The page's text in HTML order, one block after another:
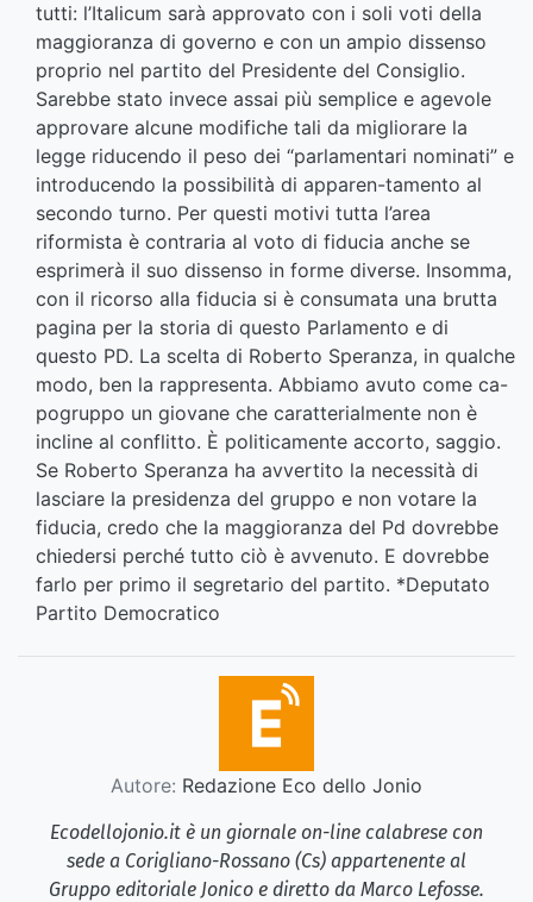
tutti: l’Italicum sarà approvato con i soli voti della
maggioranza di governo e con un ampio dissenso
proprio nel partito del Presidente del Consiglio.
Sarebbe stato invece assai più semplice e agevole
approvare alcune modifiche tali da migliorare la
legge riducendo il peso dei “parlamentari nominati” e
introducendo la possibilità di apparen-tamento al
secondo turno. Per questi motivi tutta l’area
riformista è contraria al voto di fiducia anche se
esprimerà il suo dissenso in forme diverse. Insomma,
con il ricorso alla fiducia si è consumata una brutta
pagina per la storia di questo Parlamento e di
questo PD. La scelta di Roberto Speranza, in qualche
modo, ben la rappresenta. Abbiamo avuto come ca-
pogruppo un giovane che caratterialmente non è
incline al conflitto. È politicamente accorto, saggio.
Se Roberto Speranza ha avvertito la necessità di
lasciare la presidenza del gruppo e non votare la
fiducia, credo che la maggioranza del Pd dovrebbe
chiedersi perché tutto ciò è avvenuto. E dovrebbe
farlo per primo il segretario del partito. *Deputato
Partito Democratico
Autore: Redazione Eco dello Jonio
Ecodellojonio.it è un giornale on-line calabrese con
sede a Corigliano-Rossano (Cs) appartenente al
Gruppo editoriale Jonico e diretto da Marco Lefosse.